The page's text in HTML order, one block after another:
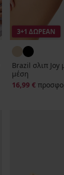
3+1 ΔΩΡΕΑΝ
Brazil σλιπ Joy
μέση
16,99 €